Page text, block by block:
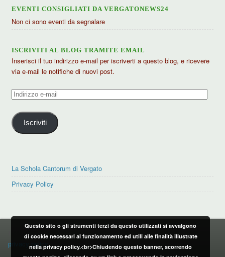
EVENTI CONSIGLIATI DA VERGATONEWS24
Non ci sono eventi da segnalare
ISCRIVITI AL BLOG TRAMITE EMAIL
Inserisci il tuo indirizzo e-mail per iscriverti a questo blog, e ricevere
via e-mail le notifiche di nuovi post.
Indirizzo
mail
Iscriviti
La Schola Cantorum di Vergato
Privacy Policy
PRIVACY POLICY
privacy policy
Questo sito o gli strumenti terzi da questo utilizzati si avvalgono
di cookie necessari al funzionamento ed utili alle finalità illustrate
nella privacy policy.<br>Chiudendo questo banner, scorrendo